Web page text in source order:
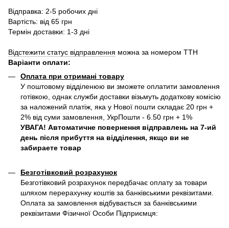
Відправка: 2-5 робочих дні
Вартість: від 65 грн
Термін доставки: 1-3 дні
Відстежити статус відправлення можна за номером ТТН
Варіанти оплати:
Оплата при отримані товару
У поштовому відділенюю ви зможете оплатити замовлення
готівкою, однак служби доставки візьмуть додаткову комісію
за наложений платіж, яка у Нової пошти складає 20 грн +
2% від суми замовлення, УкрПошти - 6.50 грн + 1%
УВАГА! Автоматичне повернення відправлень на 7-ий
день після прибуття на відділення, якщо ви не
забираете товар
Безготівковий розрахунок
Безготівковий розрахунок передбачає оплату за товари
шляхом перерахунку коштів за банківськими реквізитами.
Оплата за замовлення відбувається за банківськими
реквізитами Фізичної Особи Підприємця: